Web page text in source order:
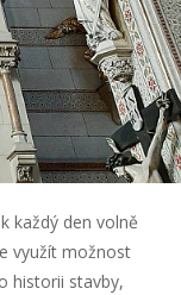
každý den volně
využít možnost
historii stavby,